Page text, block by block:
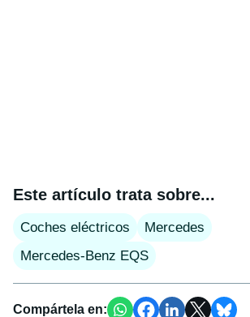
Este artículo trata sobre...
Coches eléctricos
Mercedes
Mercedes-Benz EQS
Compártela en: